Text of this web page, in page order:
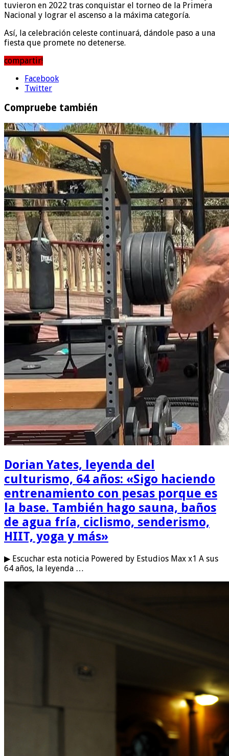
tuvieron en 2022 tras conquistar el torneo de la Primera
Nacional y lograr el ascenso a la máxima categoría.
Así, la celebración celeste continuará, dándole paso a una
fiesta que promete no detenerse.
compartir!
Facebook
Twitter
Compruebe también
Dorian Yates, leyenda del
culturismo, 64 años: «Sigo haciendo
entrenamiento con pesas porque es
la base. También hago sauna, baños
de agua fría, ciclismo, senderismo,
HIIT, yoga y más»
▶ Escuchar esta noticia Powered by Estudios Max x1 A sus
64 años, la leyenda …